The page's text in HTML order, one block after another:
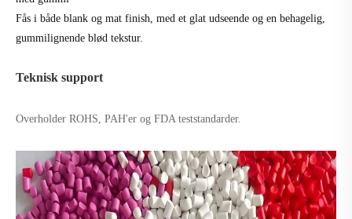
Fås i både blank og mat finish, med et glat udseende og en behagelig,
gummilignende blød tekstur.
Teknisk support
Overholder ROHS, PAH'er og FDA teststandarder.